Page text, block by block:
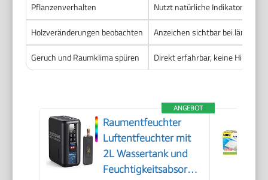
Pflanzenverhalten
Nutzt natürliche Indikatoren,
Holzveränderungen beobachten
Anzeichen sichtbar bei
Geruch und Raumklima spüren
Direkt erfahrbar, keine
ANGEBOT
Raumentfeuchter
Luftentfeuchter mit
2L Wassertank und
Feuchtigkeitsabsorber,